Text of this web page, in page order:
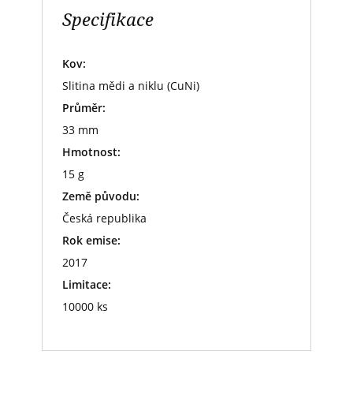
Specifikace
Kov:
Slitina mědi a niklu (CuNi)
Průměr:
33 mm
Hmotnost:
15 g
Země původu:
Česká republika
Rok emise:
2017
Limitace:
10000 ks